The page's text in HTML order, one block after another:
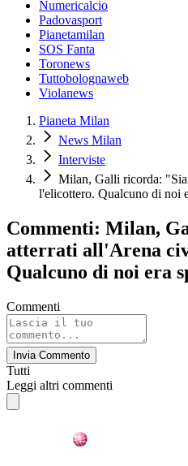
Numericalcio
Padovasport
Pianetamilan
SOS Fanta
Toronews
Tuttobolognaweb
Violanews
Pianeta Milan
News Milan
Interviste
Milan, Galli ricorda:
l'elicottero. Qualcuno di noi
Commenti: Milan,
atterrati all'Arena
Qualcuno di noi era
Commenti
Invia Commento
Tutti
Leggi altri commenti